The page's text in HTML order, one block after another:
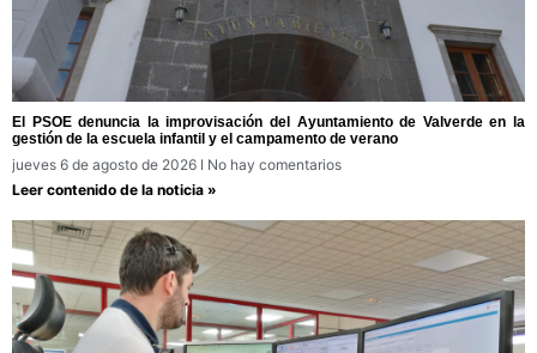
El PSOE denuncia la improvisación del Ayuntamiento de Valverde en la
gestión de la escuela infantil y el campamento de verano
jueves 6 de agosto de 2026
No hay comentarios
Leer contenido de la noticia »